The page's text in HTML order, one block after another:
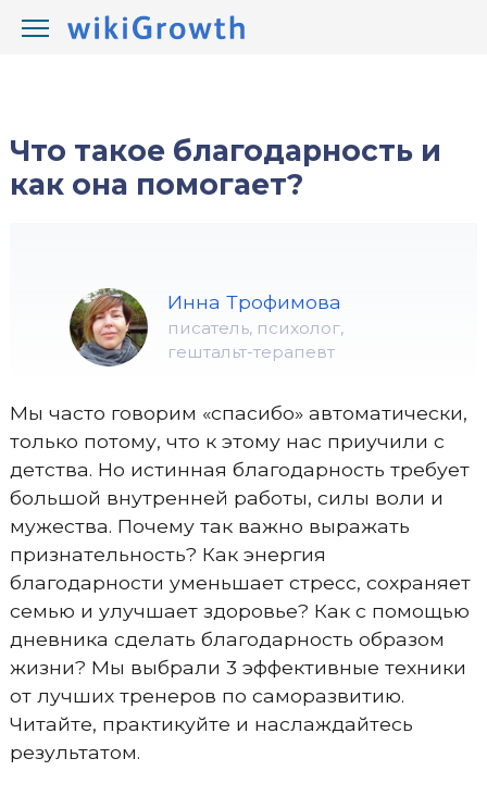
wikiGrowth.com / Что такое /
Что такое благодарность и
как она помогает?
Инна Трофимова
писатель, психолог,
гештальт-терапевт
Мы часто говорим «спасибо» автоматически,
только потому, что к этому нас приучили с
детства. Но истинная благодарность требует
большой внутренней работы, силы воли и
мужества. Почему так важно выражать
признательность? Как энергия
благодарности уменьшает стресс, сохраняет
семью и улучшает здоровье? Как с помощью
дневника сделать благодарность образом
жизни? Мы выбрали 3 эффективные техники
от лучших тренеров по саморазвитию.
Читайте, практикуйте и наслаждайтесь
результатом.